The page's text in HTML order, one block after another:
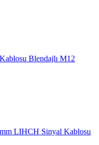
Blendajlı M12
LIHCH Sinyal Kablosu